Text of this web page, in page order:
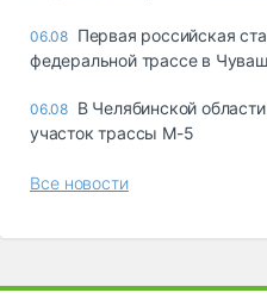
06.08 Первая российская
федеральной трассе в
06.08 В Челябинской
участок трассы М-5
Все новости